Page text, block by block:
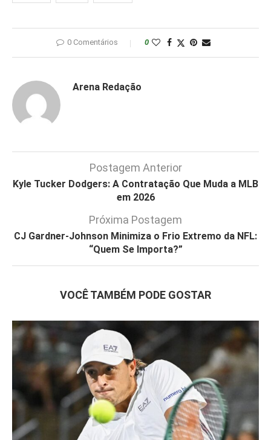
0 Comentários 0
Arena Redação
Postagem Anterior
Kyle Tucker Dodgers: A Contratação Que Muda a MLB
em 2026
Próxima Postagem
CJ Gardner-Johnson Minimiza o Frio Extremo da NFL:
“Quem Se Importa?”
VOCÊ TAMBÉM PODE GOSTAR